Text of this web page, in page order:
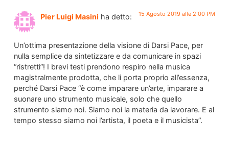
Pier Luigi Masini ha detto: 15 Agosto 2019 alle 2:00 PM
Un’ottima presentazione della visione di Darsi Pace, per
nulla semplice da sintetizzare e da comunicare in spazi
“ristretti”! I brevi testi prendono respiro nella musica
magistralmente prodotta, che li porta proprio all’essenza,
perché Darsi Pace “è come imparare un’arte, imparare a
suonare uno strumento musicale, solo che quello
strumento siamo noi. Siamo noi la materia da lavorare. E al
tempo stesso siamo noi l’artista, il poeta e il musicista”.